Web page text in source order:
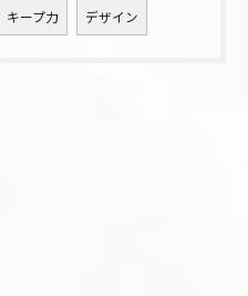
キープ力 デザイン